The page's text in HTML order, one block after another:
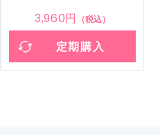
3,960円 （税込）
定期購入